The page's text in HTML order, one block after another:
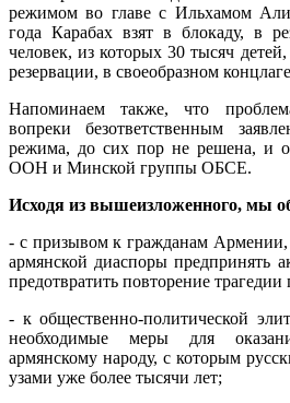
режимом во главе с Ильхамом
года Карабах взят в блокаду, в
человек, из которых 30 тысяч
резервации, в своеобразном
Напоминаем также, что
вопреки безответственным
режима, до сих пор не решена, и
ООН и Минской группы ОБСЕ.
Исходя из вышеизложенного, мы
- с призывом к гражданам Армении,
армянской диаспоры предпринять
предотвратить повторение
- к общественно-политической
необходимые меры для
армянскому народу, с которым
узами уже более тысячи лет;